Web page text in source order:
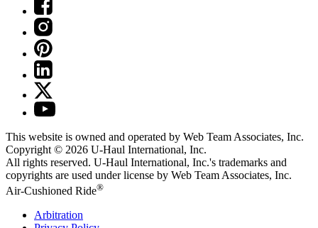
This website is owned and operated by Web Team Associates, Inc.
Copyright © 2026 U-Haul International, Inc.
All rights reserved. U-Haul International, Inc.'s trademarks and
copyrights are used under license by Web Team Associates, Inc.
Air-Cushioned Ride®
Arbitration